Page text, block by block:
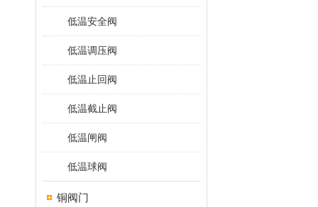
低温安全阀
低温调压阀
低温止回阀
低温截止阀
低温闸阀
低温球阀
铜阀门